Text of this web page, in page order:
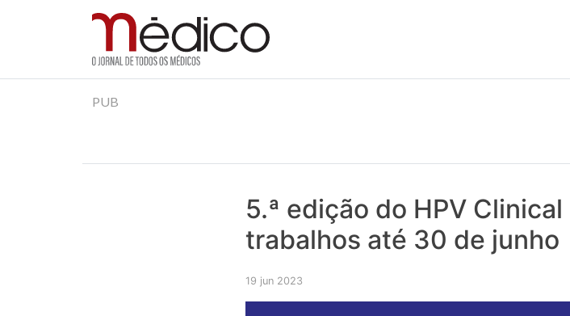
Jornal Médico
Médico – O Jornal de Todos os Médicos. Onde as notícias realmente contam! Tudo o
PUB
5.ª edição do HPV
trabalhos até 30 de junho
19 jun 2023